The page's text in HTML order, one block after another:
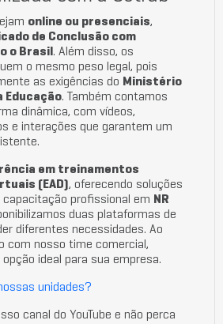
online ou presenciais,
de Conclusão com
o Brasil . Além disso, os
o mesmo peso legal, pois
as exigências do Ministério
Educação. Também contamos
dinâmica, com vídeos,
e interações que garantem um
em treinamentos
(EAD) , oferecendo soluções
profissional em NR
duas plataformas de
diferentes necessidades. Ao
com nosso time comercial,
ideal para sua empresa.
unidades?
canal do YouTube e não perca